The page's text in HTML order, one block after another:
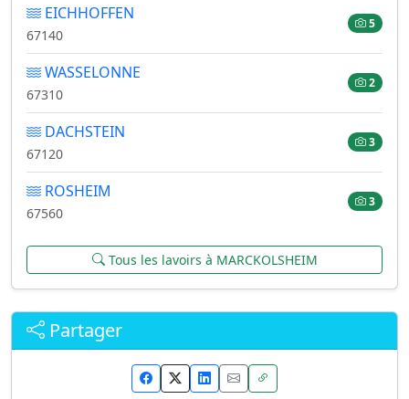
EICHHOFFEN
67140
5
WASSELONNE
67310
2
DACHSTEIN
67120
3
ROSHEIM
67560
3
Tous les lavoirs à MARCKOLSHEIM
Partager